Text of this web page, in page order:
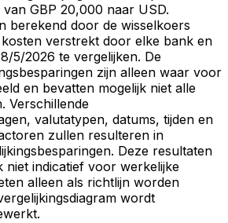
GBP 20,000 naar USD.
berekend door de wisselkoers
verstrekt door elke bank en
5/2026 te vergelijken. De
zijn alleen waar voor
en bevatten mogelijk niet alle
Verschillende
valutatypen, datums, tijden en
zullen resulteren in
Deze resultaten
niet indicatief voor werkelijke
alleen als richtlijn worden
wordt